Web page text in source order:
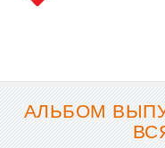
АЛЬБОМ